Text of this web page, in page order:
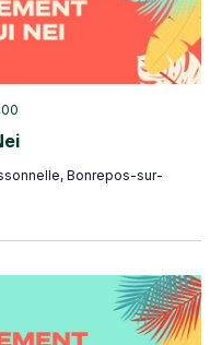
Bonrepos-sur-